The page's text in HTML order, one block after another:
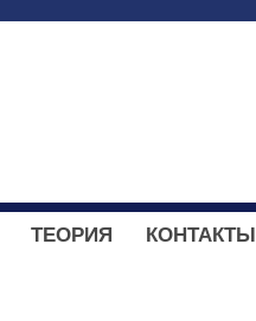
ТЕОРИЯ КОНТАКТЫ